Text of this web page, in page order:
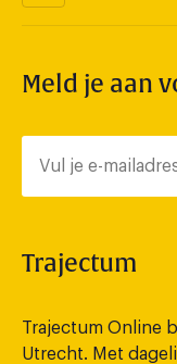
Meld je aan
Trajectum
Trajectum Online
Utrecht. Met